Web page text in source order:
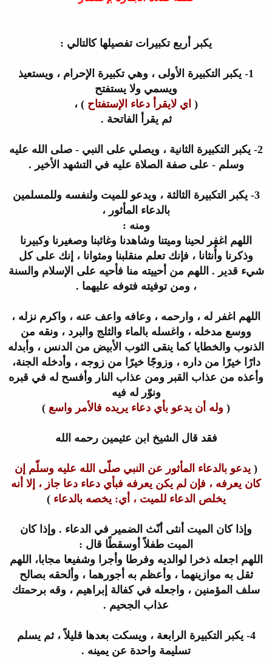
يكبر أربع تكبيرات تفصيلها كالتالي :
1- يكبر التكبيرة الأولى ، وهي تكبيرة الإحرام ، ويستعيذ
ويسمي ولا يستفتح
( اي لايقرأ دعاء الإستفتاح ) ،
ثم يقرأ الفاتحة .
2- يكبر التكبيرة الثانية ، ويصلي على النبي - صلى الله عليه
وسلم - على صفة الصلاة عليه في التشهد الأخير .
3- يكبر التكبيرة الثالثة ، ويدعو للميت ولنفسه وللمسلمين
بالدعاء المأثور ،
ومنه :
اللهم اغفر لحينا وميتنا وشاهدنا وغائبنا وصغيرنا وكبيرنا
وذكرنا وأُنثانا ، فإنك تعلم منقلبنا ومثوانا ، إنك على كل
شيء قدير . اللهم من أحييته منا فأحيه على الإسلام والسنة
، ومن توفيته فتوفه عليهما .
اللهم اغفر له ، وارحمه ، وعافه واعف عنه ، واكرم نزله ،
ووسع مدخله ، واغسله بالماء والثلج والبرد ، ونقه من
الذنوب والخطايا كما ينقى الثوب الأبيض من الدنس ، وأبدله
دارًا خيرًا من داره ، وزوجًا خيرًا من زوجه ، وأدخله الجنة،
وأعذه من عذاب القبر ومن عذاب النار وأفسح له في قبره
ونوّر له فيه
( وله أن يدعو بأي دعاء يريده فالأمر واسع )
فقد قال الشيخ ابن عثيمين رحمه الله
( يدعو بالدعاء المأثور عن النبي صلّى الله عليه وسلّم إن
كان يعرفه ، فإن لم يكن يعرفه فبأي دعاء دعا جاز ، إلا أنه
يخلص الدعاء للميت ، أي: يخصه بالدعاء )
وإذا كان الميت أنثى أنّث الضمير في الدعاء . وإذا كان
الميت طفلاً أوسقطًا قال :
اللهم اجعله ذخرا لوالديه وفرطا وأجرا وشفيعا مجابا، اللهم
ثقلبه موازينهما ، وأعظم به أجورهما ، وألحقه بصالح
سلف المؤمنين ، واجعله فيكفالة إبراهيم ، وقه برحمتك
عذاب الجحيم .
4- يكبر التكبيرة الرابعة ، ويسكت بعدها قليلاً ، ثم يسلم
تسليمة واحدة عن يمينه .